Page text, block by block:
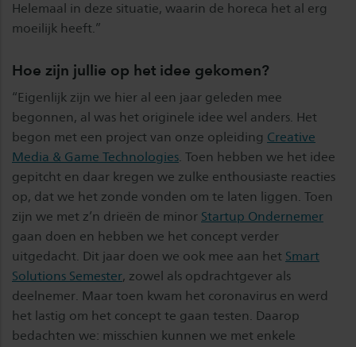
Helemaal in deze situatie, waarin de horeca het al erg
moeilijk heeft.”
Hoe zijn jullie op het idee gekomen?
“Eigenlijk zijn we hier al een jaar geleden mee
begonnen, al was het originele idee wel anders. Het
begon met een project van onze opleiding Creative
Media & Game Technologies. Toen hebben we het idee
gepitcht en daar kregen we zulke enthousiaste reacties
op, dat we het zonde vonden om te laten liggen. Toen
zijn we met z’n drieën de minor Startup Ondernemer
gaan doen en hebben we het concept verder
uitgedacht. Dit jaar doen we ook mee aan het Smart
Solutions Semester, zowel als opdrachtgever als
deelnemer. Maar toen kwam het coronavirus en werd
het lastig om het concept te gaan testen. Daarop
bedachten we: misschien kunnen we met enkele